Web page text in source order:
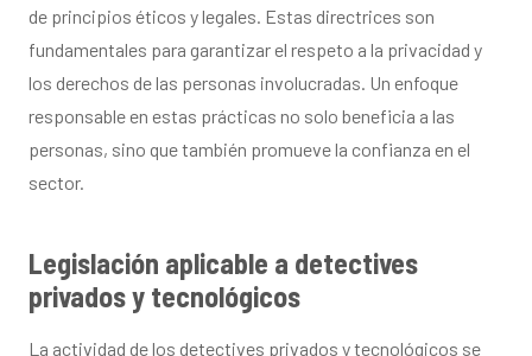
de principios éticos y legales. Estas directrices son
fundamentales para garantizar el respeto a la privacidad y
los derechos de las personas involucradas. Un enfoque
responsable en estas prácticas no solo beneficia a las
personas, sino que también promueve la confianza en el
sector.
Legislación aplicable a detectives
privados y tecnológicos
La actividad de los detectives privados y tecnológicos se